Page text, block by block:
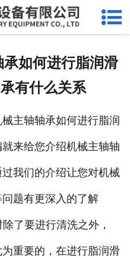
网站首页
联系我们
承如何进行脂润滑
有什么关系
主轴轴承如何进行脂润
来给您介绍机械主轴轴
我们的介绍让您对机械
题有更深入的了解
了要进行清洗之外，
重要的，在进行脂润滑